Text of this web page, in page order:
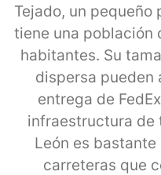
Tejado, un pequeño
tiene una población
habitantes. Su
dispersa pueden
entrega de
infraestructura de
León es
carreteras que